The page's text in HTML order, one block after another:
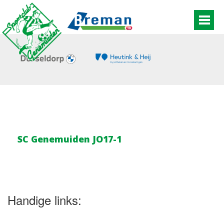
SC Genemuiden JO17-1
Handige links: